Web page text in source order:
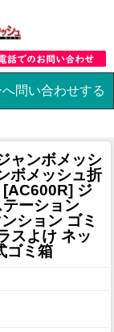
問い合わせする
ャンボメッシ
ボメッシュ折
[AC600R] ジ
ーション
ション ゴミ
スよけ ネッ
ゴミ箱